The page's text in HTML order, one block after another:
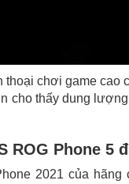
thoại chơi game
cho thấy dung
ROG Phone 5
2021 của